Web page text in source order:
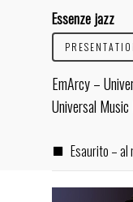
Essenze jazz
EmArcy –
Universal
Esaurito – al